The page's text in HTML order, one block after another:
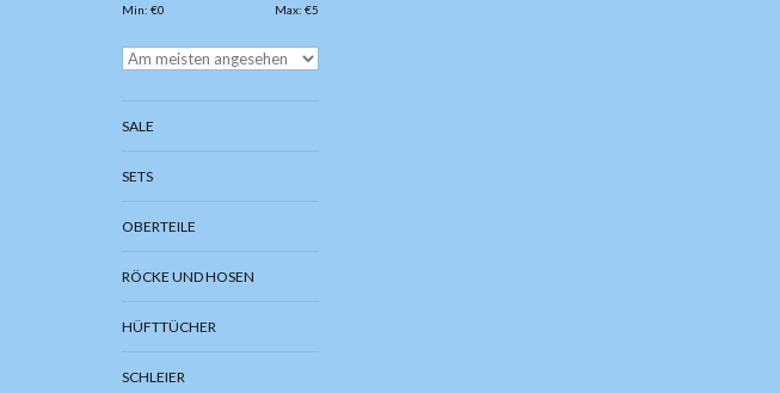
Min: €0 Max: €5
SALE
SETS
OBERTEILE
RÖCKE UND HOSEN
HÜFTTÜCHER
SCHLEIER